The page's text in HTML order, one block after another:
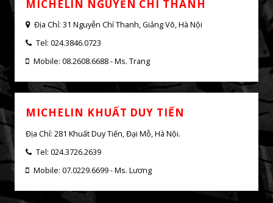
TRUNG TÂM DỊCH VỤ XE Ô TÔ
MICHELIN PHƯƠNG ĐÔNG CAR
SERVICE